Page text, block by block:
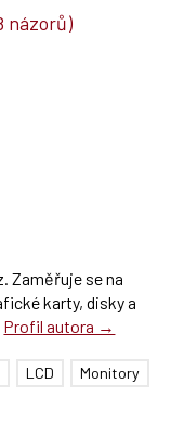
názorů)
Zaměřuje se na
karty, disky a
Profil autora →
LCD
Monitory